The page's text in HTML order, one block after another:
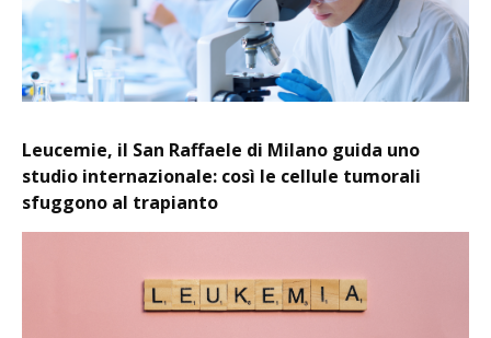
Leucemie, il San Raffaele di Milano guida uno
studio internazionale: così le cellule tumorali
sfuggono al trapianto